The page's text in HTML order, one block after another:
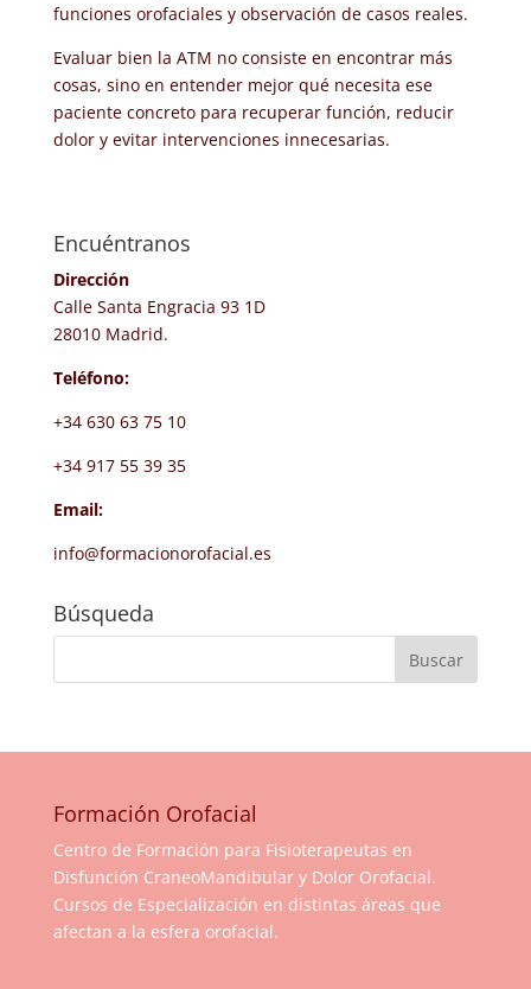
funciones orofaciales y observación de casos reales.
Evaluar bien la ATM no consiste en encontrar más
cosas, sino en entender mejor qué necesita ese
paciente concreto para recuperar función, reducir
dolor y evitar intervenciones innecesarias.
Encuéntranos
Dirección
Calle Santa Engracia 93 1D
28010 Madrid.
Teléfono:
+34 630 63 75 10
+34 917 55 39 35
Email:
info@formacionorofacial.es
Búsqueda
Formación Orofacial
Centro de Formación para Fisioterapeutas en
Disfunción CraneoMandibular y Dolor Orofacial.
Cursos de Especialización en distintas áreas que
afectan a la esfera orofacial.